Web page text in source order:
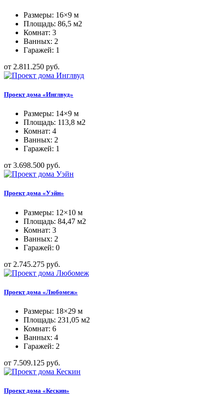
Размеры: 16×9 м
Площадь: 86,5 м2
Комнат: 3
Ванных: 2
Гаражей: 1
от 2.811.250 руб.
Проект дома «Инглвуд»
Размеры: 14×9 м
Площадь: 113,8 м2
Комнат: 4
Ванных: 2
Гаражей: 1
от 3.698.500 руб.
Проект дома «Уэйн»
Размеры: 12×10 м
Площадь: 84,47 м2
Комнат: 3
Ванных: 2
Гаражей: 0
от 2.745.275 руб.
Проект дома «Любомеж»
Размеры: 18×29 м
Площадь: 231,05 м2
Комнат: 6
Ванных: 4
Гаражей: 2
от 7.509.125 руб.
Проект дома «Кескин»